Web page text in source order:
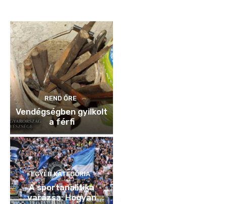
REND ŐRE
Vendégségben gyilkolt
a férfi
EGYÉB KATEGÓRIA
A sportanalitika
varázsa: Hogyan